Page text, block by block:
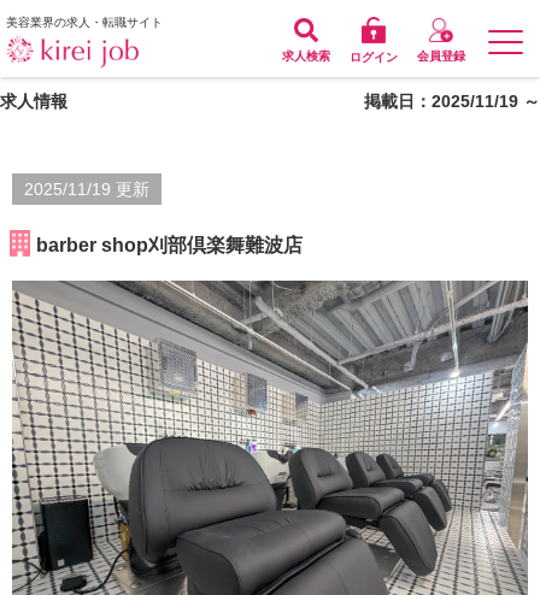
美容業界の求人・転職サイト
求人検索 ログイン 会員登録
求人情報 掲載日：2025/11/19 ～
2025/11/19 更新
barber shop刈部倶楽舞難波店